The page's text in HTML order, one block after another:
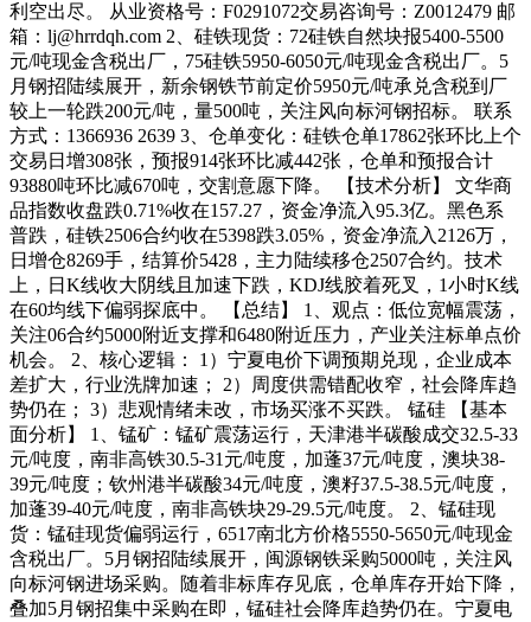
利空出尽。 从业资格号：F0291072交易咨询号：Z0012479 邮
箱：lj@hrrdqh.com 2、硅铁现货：72硅铁自然块报5400-5500
元/吨现金含税出厂，75硅铁5950-6050元/吨现金含税出厂。5
月钢招陆续展开，新余钢铁节前定价5950元/吨承兑含税到厂
较上一轮跌200元/吨，量500吨，关注风向标河钢招标。 联系
方式：1366936 2639 3、仓单变化：硅铁仓单17862张环比上个
交易日增308张，预报914张环比减442张，仓单和预报合计
93880吨环比减670吨，交割意愿下降。 【技术分析】 文华商
品指数收盘跌0.71%收在157.27，资金净流入95.3亿。黑色系
普跌，硅铁2506合约收在5398跌3.05%，资金净流入2126万，
日增仓8269手，结算价5428，主力陆续移仓2507合约。技术
上，日K线收大阴线且加速下跌，KDJ线胶着死叉，1小时K线
在60均线下偏弱探底中。 【总结】 1、观点：低位宽幅震荡，
关注06合约5000附近支撑和6480附近压力，产业关注标单点价
机会。 2、核心逻辑： 1）宁夏电价下调预期兑现，企业成本
差扩大，行业洗牌加速； 2）周度供需错配收窄，社会降库趋
势仍在； 3）悲观情绪未改，市场买涨不买跌。 锰硅 【基本
面分析】 1、锰矿：锰矿震荡运行，天津港半碳酸成交32.5-33
元/吨度，南非高铁30.5-31元/吨度，加蓬37元/吨度，澳块38-
39元/吨度；钦州港半碳酸34元/吨度，澳籽37.5-38.5元/吨度，
加蓬39-40元/吨度，南非高铁块29-29.5元/吨度。 2、锰硅现
货：锰硅现货偏弱运行，6517南北方价格5550-5650元/吨现金
含税出厂。5月钢招陆续展开，闽源钢铁采购5000吨，关注风
向标河钢进场采购。随着非标库存见底，仓单库存开始下降，
叠加5月钢招集中采购在即，锰硅社会降库趋势仍在。宁夏电